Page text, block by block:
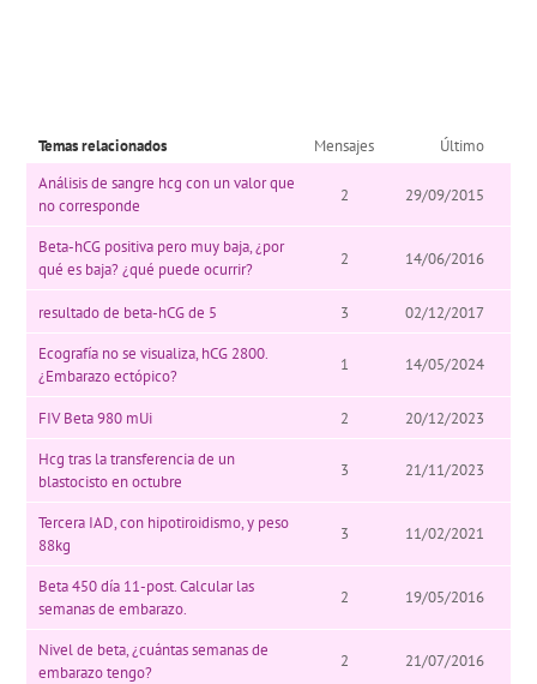
Temas relacionados Mensajes
Último
Análisis de sangre hcg con un valor que
no corresponde
2 29/09/2015
Beta-hCG positiva pero muy baja, ¿por
qué es baja? ¿qué puede ocurrir?
2 14/06/2016
resultado de beta-hCG de 5 3
02/12/2017
Ecografía no se visualiza, hCG 2800.
¿Embarazo ectópico?
1 14/05/2024
FIV Beta 980 mUi 2
20/12/2023
Hcg tras la transferencia de un
blastocisto en octubre
3 21/11/2023
Tercera IAD, con hipotiroidismo, y peso
88kg
3 11/02/2021
Beta 450 día 11-post. Calcular las
semanas de embarazo.
2 19/05/2016
Nivel de beta, ¿cuántas semanas de
embarazo tengo?
2 21/07/2016